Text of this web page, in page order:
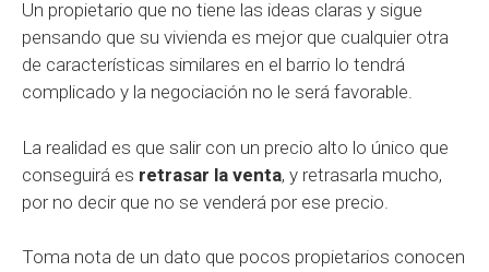
Un propietario que no tiene las ideas claras y sigue
pensando que su vivienda es mejor que cualquier otra
de características similares en el barrio lo tendrá
complicado y la negociación no le será favorable.
La realidad es que salir con un precio alto lo único que
conseguirá es retrasar la venta, y retrasarla mucho,
por no decir que no se venderá por ese precio.
Toma nota de un dato que pocos propietarios conocen